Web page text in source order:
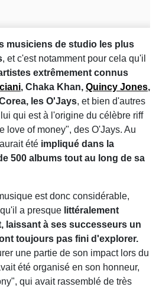
musiciens de studio les plus
, et c'est notamment pour cela qu'il
extrêmement connus
, Chaka Khan, Quincy Jones,
les O'Jays, et bien d'autres
qui est à l'origine du célèbre riff
love of money", des O'Jays. Au
été impliqué dans la
500 albums tout au long de sa
est donc considérable,
a presque littéralement
laissant à ses successeurs un
toujours pas fini d'explorer.
une partie de son impact lors du
été organisé en son honneur,
qui avait rassemblé de très